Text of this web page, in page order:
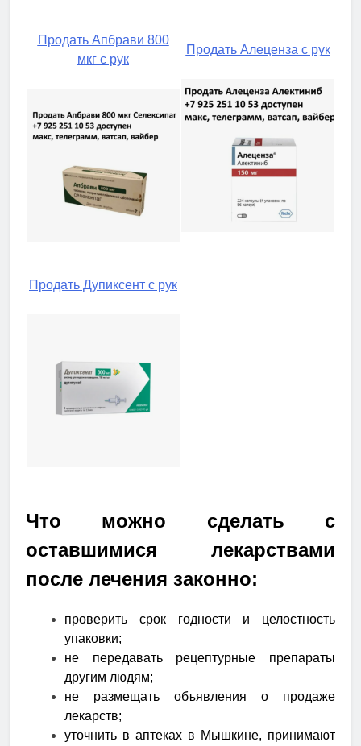
Продать Апбрави 800
мкг с рук
Продать Алеценза с рук
Продать Дупиксент с рук
Что можно сделать с
оставшимися лекарствами
после лечения законно:
проверить срок годности и целостность
упаковки;
не передавать рецептурные препараты
другим людям;
не размещать объявления о продаже
лекарств;
уточнить в аптеках в Мышкине, принимают